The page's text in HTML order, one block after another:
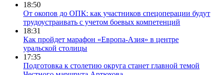
18:50
От окопов до ОПК: как участников спецоперации будут
трудоустраивать с учетом боевых компетенций
18:31
Как пройдет марафон «Европа-Азия» в центре
уральской столицы
17:35
Подготовка к столетию округа станет главной темой